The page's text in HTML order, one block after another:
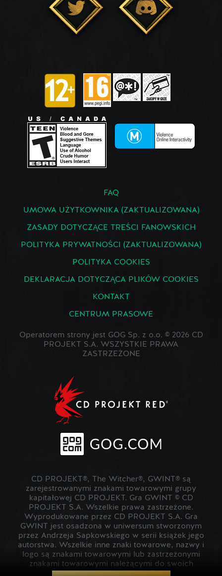
FAQ
UMOWA UŻYTKOWNIKA (ZAKTUALIZOWANA)
ZASADY DOTYCZĄCE TREŚCI FANOWSKICH
POLITYKA PRYWATNOŚCI (ZAKTUALIZOWANA)
POLITYKA COOKIES
DEKLARACJA DOTYCZĄCA PLIKÓW COOKIES
KONTAKT
CENTRUM PRASOWE
Operatorem strony jest GOG Sp. z o.o. © 2026 CD
PROJEKT S.A. WSZYSTKIE PRAWA
ZASTRZEŻONE
CD PROJEKT®, The Witcher®, GWINT® są
zarejestrowanymi znakami towarowymi grupy
kapitałowej CD PROJEKT. Gra GWINT © CD
PROJEKT S.A. Wszelkie prawa zastrzeżone.
Wyprodukowane przez CD PROJEKT S.A. Gra
GWINT jest osadzona w uniwersum stworzonym
przez Andrzeja Sapkowskiego w serii książek jego
autorstwa. Wszelkie inne znaki towarowe, nazwy i
logo są znakami towarowymi lub zastrzeżonymi
znakami towarowymi należącymi do swoich
prawowitych właścicieli.